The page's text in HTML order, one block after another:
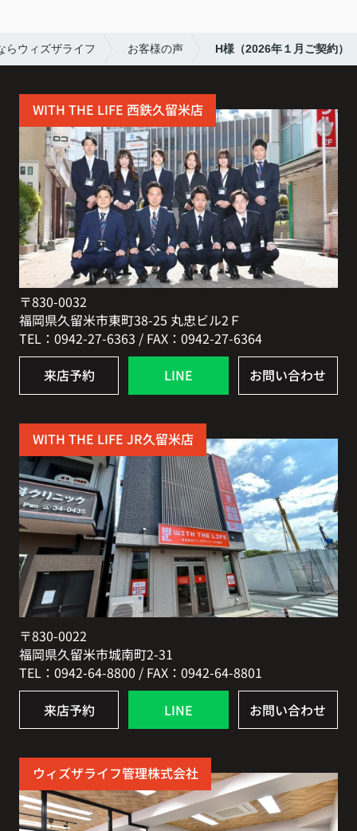
らウィズザライフ お客様の声 H様（2026年１月ご契約）
WITH THE LIFE 西鉄久留米店
〒830-0032
福岡県久留米市東町38-25 丸忠ビル2Ｆ
TEL：0942-27-6363 / FAX：0942-27-6364
来店予約 LINE お問い合わせ
WITH THE LIFE JR久留米店
〒830-0022
福岡県久留米市城南町2-31
TEL：0942-64-8800 / FAX：0942-64-8801
来店予約 LINE お問い合わせ
ウィズザライフ管理株式会社